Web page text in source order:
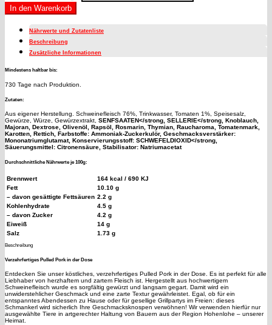
In den Warenkorb
Nährwerte und Zutatenliste
Beschreibung
Zusätzliche Informationen
Mindestens haltbar bis:
730 Tage nach Produktion.
Zutaten:
Aus eigener Herstellung. Schweinefleisch 76%, Trinkwasser, Tomaten 1%, Speisesalz,
Gewürze, Würze, Gewürzextrakt, SENFSAATEN</strong, SELLERIE</strong, Knoblauch,
Majoran, Dextrose, Olivenöl, Rapsöl, Rosmarin, Thymian, Raucharoma, Tomatenmark,
Karotten, Rettich, Farbstoffe: Ammoniak-Zuckerkulör, Geschmacksverstärker:
Mononatriumglutamat, Konservierungsstoff: SCHWEFELDIOXID</strong,
Säuerungsmittel: Citronensäure, Stabilisator: Natriumacetat
Durchschnittliche Nährwerte je 100g:
Brennwert
164 kcal / 690 KJ
Fett
10.10 g
– davon gesättigte Fettsäuren 2.2 g
Kohlenhydrate
4.5 g
– davon Zucker
4.2 g
Eiweiß
14 g
Salz
1.73 g
Beschreibung
Verzehrfertiges Pulled Pork in der Dose
Entdecken Sie unser köstliches, verzehrfertiges Pulled Pork in der Dose. Es ist perfekt für alle
Liebhaber von herzhaftem und zartem Fleisch ist. Hergestellt aus hochwertigem
Schweinefleisch wurde es sorgfältig gewürzt und langsam gegart. Damit wird ein
unwiderstehlicher Geschmack und eine zarte Textur gewährleistet. Egal, ob für ein
entspanntes Abendessen zu Hause oder für gesellige Grillpartys im Freien: dieses
Schmankerl wird sicherlich Ihre Geschmacksknospen verwöhnen! Wir verwenden hierfür nur
ausgewählte Tiere in artgerechter Haltung von Bauern aus der Region Hohenlohe – unserer
Heimat.